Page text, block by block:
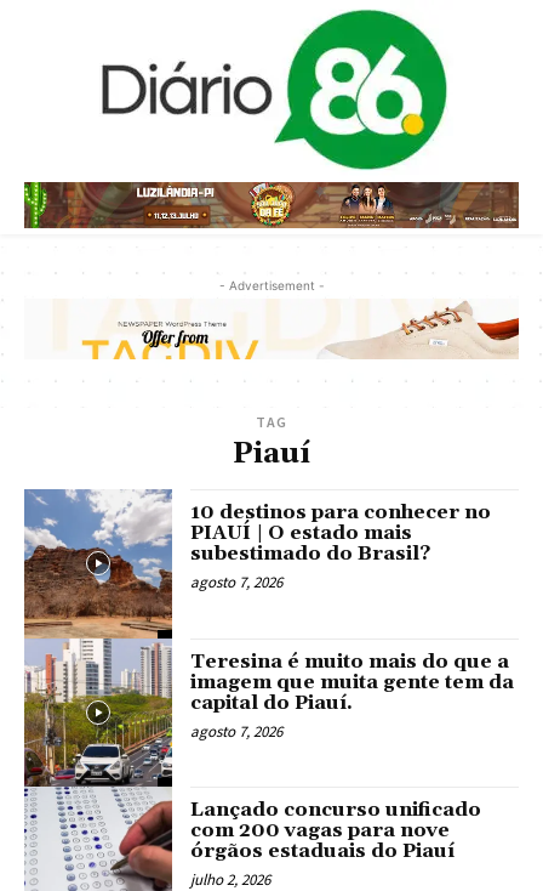
- Advertisement -
TAG
Piauí
10 destinos para conhecer no
PIAUÍ | O estado mais
subestimado do Brasil?
agosto 7, 2026
Teresina é muito mais do que a
imagem que muita gente tem da
capital do Piauí.
agosto 7, 2026
Lançado concurso unificado
com 200 vagas para nove
órgãos estaduais do Piauí
julho 2, 2026